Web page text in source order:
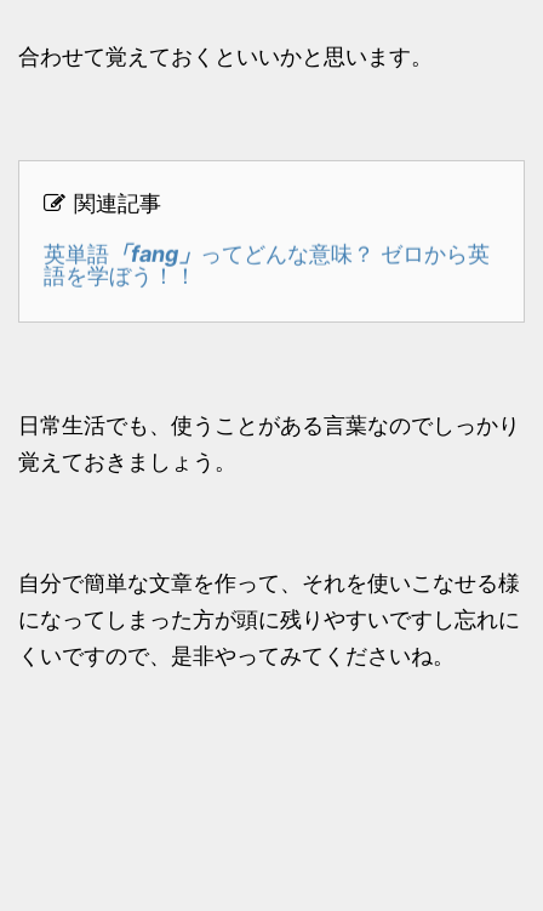
合わせて覚えておくといいかと思います。
関連記事
英単語 「fang」 ってどんな意味？ ゼロから英
語を学ぼう！！
日常生活でも、使うことがある言葉なのでしっかり
覚えておきましょう。
自分で簡単な文章を作って、それを使いこなせる様
になってしまった方が頭に残りやすいですし忘れに
くいですので、是非やってみてくださいね。